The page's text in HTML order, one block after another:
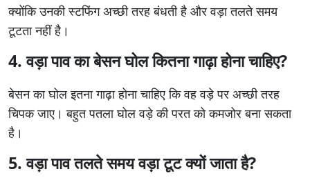
क्योंकि उनकी स्टफिंग अच्छी तरह बंधती है और वड़ा तलते समय
टूटता नहीं है।
4. वड़ा पाव का बेसन घोल कितना गाढ़ा होना चाहिए?
बेसन का घोल इतना गाढ़ा होना चाहिए कि वह वड़े पर अच्छी तरह
चिपक जाए। बहुत पतला घोल वड़े की परत को कमजोर बना सकता
है।
5. वड़ा पाव तलते समय वड़ा टूट क्यों जाता है?